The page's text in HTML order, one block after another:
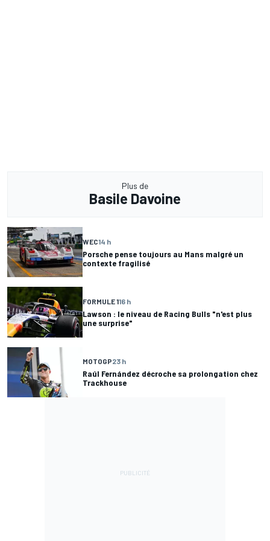
Plus de
Basile Davoine
WEC14 h
Porsche pense toujours au Mans malgré un
contexte fragilisé
FORMULE 116 h
Lawson : le niveau de Racing Bulls "n'est plus
une surprise"
MOTOGP23 h
Raúl Fernández décroche sa prolongation chez
Trackhouse